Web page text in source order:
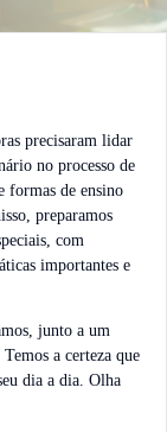
precisaram lidar
no processo de
formas de ensino
preparamos
com
importantes e
junto a um
a certeza que
dia a dia. Olha